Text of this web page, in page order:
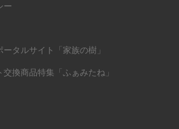
ー
タルサイト「家族の樹」
換商品特集「ふぁみたね」